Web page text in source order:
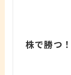
株で勝つ